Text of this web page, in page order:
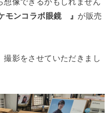
モンコラボ眼鏡 』 が販売
撮影をさせていただきまし